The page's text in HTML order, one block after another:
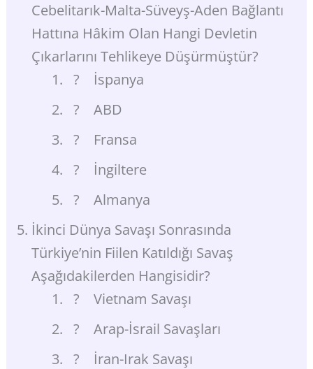
Cebelitarık-Malta-Süveyş-Aden Bağlantı
Hattına Hâkim Olan Hangi Devletin
Çıkarlarını Tehlikeye Düşürmüştür?
? İspanya
? ABD
? Fransa
? İngiltere
? Almanya
İkinci Dünya Savaşı Sonrasında
Türkiye’nin Fiilen Katıldığı Savaş
Aşağıdakilerden Hangisidir?
? Vietnam Savaşı
? Arap-İsrail Savaşları
? İran-Irak Savaşı